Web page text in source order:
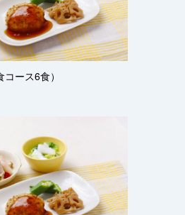
ース6食）